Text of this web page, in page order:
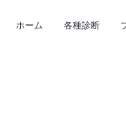
ホーム 各種診断